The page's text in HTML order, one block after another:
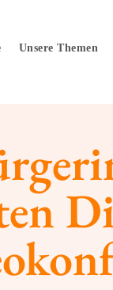
Unsere Themen